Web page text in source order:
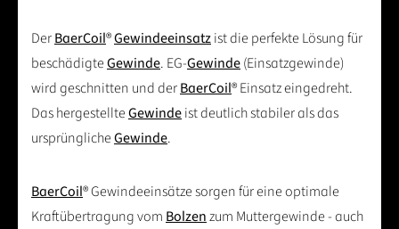
DerBaerCoil®Gewindeeinsatzist die perfekte Lösung für
beschädigteGewinde. EG-Gewinde(Einsatzgewinde)
wird geschnitten und derBaerCoil® Einsatz eingedreht.
Das hergestellteGewindeist deutlich stabiler als das
ursprünglicheGewinde.
BaerCoil® Gewindeeinsätze sorgen für eine optimale
Kraftübertragung vom Bolzenzum Muttergewinde - auch